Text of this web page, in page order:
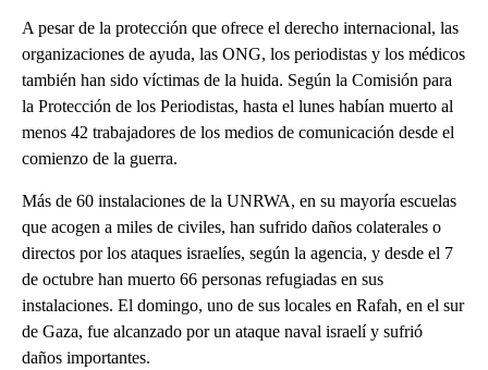
A pesar de la protección que ofrece el derecho internacional, las
organizaciones de ayuda, las ONG, los periodistas y los médicos
también han sido víctimas de la huida. Según la Comisión para
la Protección de los Periodistas, hasta el lunes habían muerto al
menos 42 trabajadores de los medios de comunicación desde el
comienzo de la guerra.
Más de 60 instalaciones de la UNRWA, en su mayoría escuelas
que acogen a miles de civiles, han sufrido daños colaterales o
directos por los ataques israelíes, según la agencia, y desde el 7
de octubre han muerto 66 personas refugiadas en sus
instalaciones. El domingo, uno de sus locales en Rafah, en el sur
de Gaza, fue alcanzado por un ataque naval israelí y sufrió
daños importantes.